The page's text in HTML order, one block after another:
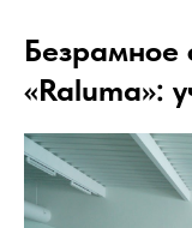
Безрамное
«Raluma»: